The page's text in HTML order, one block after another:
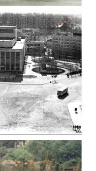
Житомир (1960-
a comment
Житомир (1980-
a comment